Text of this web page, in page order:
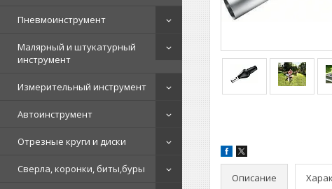
Пневмоинструмент
Малярный и штукатурный
инструмент
Измерительный инструмент
Автоинструмент
Отрезные круги и диски
Сверла, коронки, биты,буры
Описание